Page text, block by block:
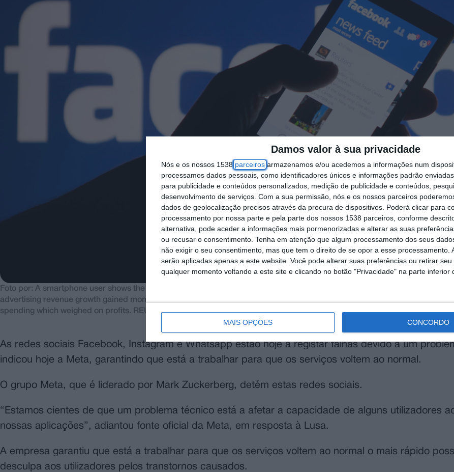
Damos valor à sua privacidade
Nós e os nossos 1538 parceiros armazenamos e/ou acedemos a informações num
processamos dados pessoais, como identificadores únicos e informações padrão
para publicidade e conteúdos personalizados, medição de publicidade e conteúdos,
desenvolvimento de serviços. Com a sua permissão, nós e os nossos parceiros
dados de geolocalização precisos através da procura de dispositivos. Poderá clicar para
processamento por nossa parte e pela parte dos nossos 1538 parceiros, conforme
alternativa, pode aceder a informações mais pormenorizadas e alterar as suas
ou recusar o consentimento. Tenha em atenção que algum processamento dos seus
não exigir o seu consentimento, mas que tem o direito de se opor a esse processamento.
serão aplicadas apenas a este website. Você pode alterar suas preferências ou retirar
qualquer momento voltando a este site e clicando no botão "Privacidade" na parte inferior
MAIS OPÇÕES CONCORDO
Foto por: A smartphone user shows the Facebook application on his phone in the central Bosnian town of Zenica, in this
advertising revenue growth gained momentum in the first three months of the year as the social network sold more ads
spending which weighed on profits. REUTERS/Dado Ruvic (BOSNIA AND HERZEGOVINA - Tags: SOCIETY SCIENCE
As redes sociais Facebook, Instagram e Whatsapp estão hoje a registar falhas devido a um
indicou hoje a Meta, garantindo que está a trabalhar para que os serviços voltem ao normal.
O grupo Meta, que é liderado por Mark Zuckerberg, detém estas redes sociais.
“Estamos cientes de que um problema técnico está a afetar a capacidade de alguns utilizadores
nossas aplicações”, adiantou fonte oficial da Meta, em resposta à Lusa.
A empresa garantiu que está a trabalhar para que os serviços voltem ao normal o mais rápido
desculpa aos utilizadores pelos transtornos causados.